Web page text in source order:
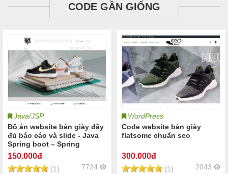
CODE GẦN GIỐNG
Java/JSP
Đồ án website bán giày đầy
đủ báo cáo và slide - Java
Spring boot – Spring
security - Spring Data JPA –
MYSQL
150.000đ
(1) 7724
WordPress
Code website bán giày
flatsome chuẩn seo
300.000đ
(1) 2043